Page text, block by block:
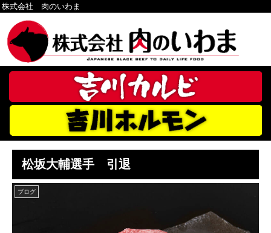
株式会社 肉のいわま
松坂大輔選手 引退
ブログ